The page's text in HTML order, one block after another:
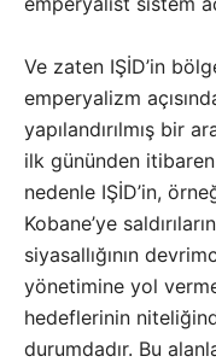
Ve zaten IŞİD’in
emperyalizm
yapılandırılmış bir
ilk gününden
nedenle IŞİD’in,
Kobane’ye
siyasallığının
yönetimine yol
hedeflerinin
durumdadır. Bu